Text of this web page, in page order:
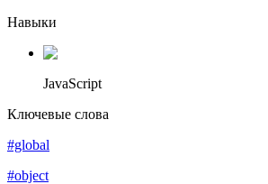
Навыки
JavaScript
Ключевые слова
#global
#object